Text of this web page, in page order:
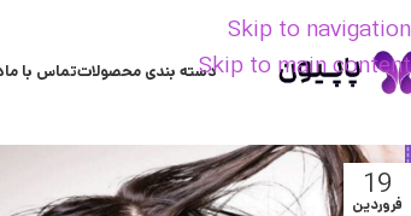
Skip to navigation
Skip to main contentدسته بندی محصولاتتماس با ما
19
فروردین